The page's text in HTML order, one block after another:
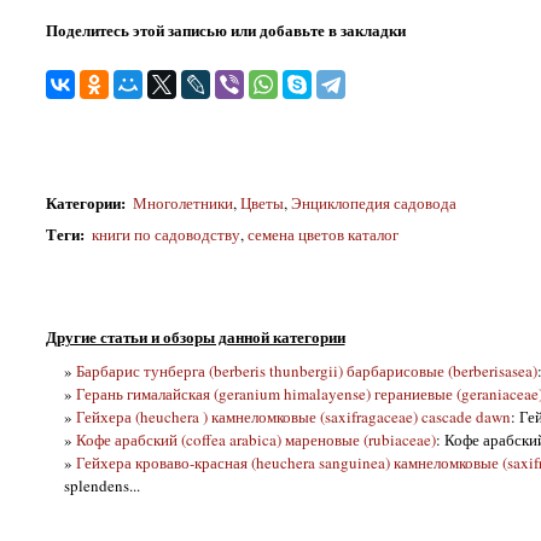
Поделитесь этой записью или добавьте в закладки
Категории: Многолетники,Цветы,Энциклопедия садовода
Теги: книги по садоводству,семена цветов каталог
Другие статьи и обзоры данной категории
» Барбарис тунберга (berberis thunbergii) барбарисовые (berberisasea)
» Герань гималайская (geranium himalayense) гераниевые
» Гейхера (heuchera ) камнеломковые (saxifragaceae) cascade dawn:
» Кофе арабский (coffea arabica) мареновые (rubiaceae): Кофе
» Гейхера кроваво-красная (heuchera sanguinea) камнеломковые
splendens...